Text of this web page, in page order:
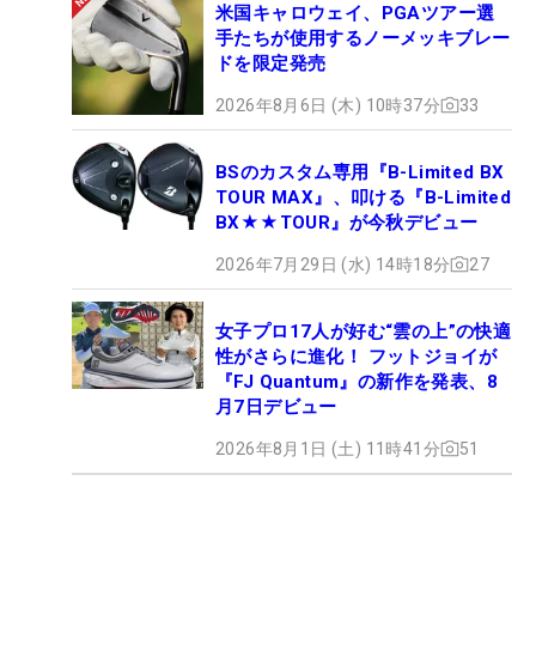
米国キャロウェイ、PGAツアー選
手たちが使用するノーメッキブレー
ドを限定発売
2026年8月6日 (木) 10時37分 33
BSのカスタム専用『B-Limited BX
TOUR MAX』、叩ける『B-Limited
BX★★TOUR』が今秋デビュー
2026年7月29日 (水) 14時18分 27
女子プロ17人が好む“雲の上”の快適
性がさらに進化！ フットジョイが
『FJ Quantum』の新作を発表、8
月7日デビュー
2026年8月1日 (土) 11時41分 51